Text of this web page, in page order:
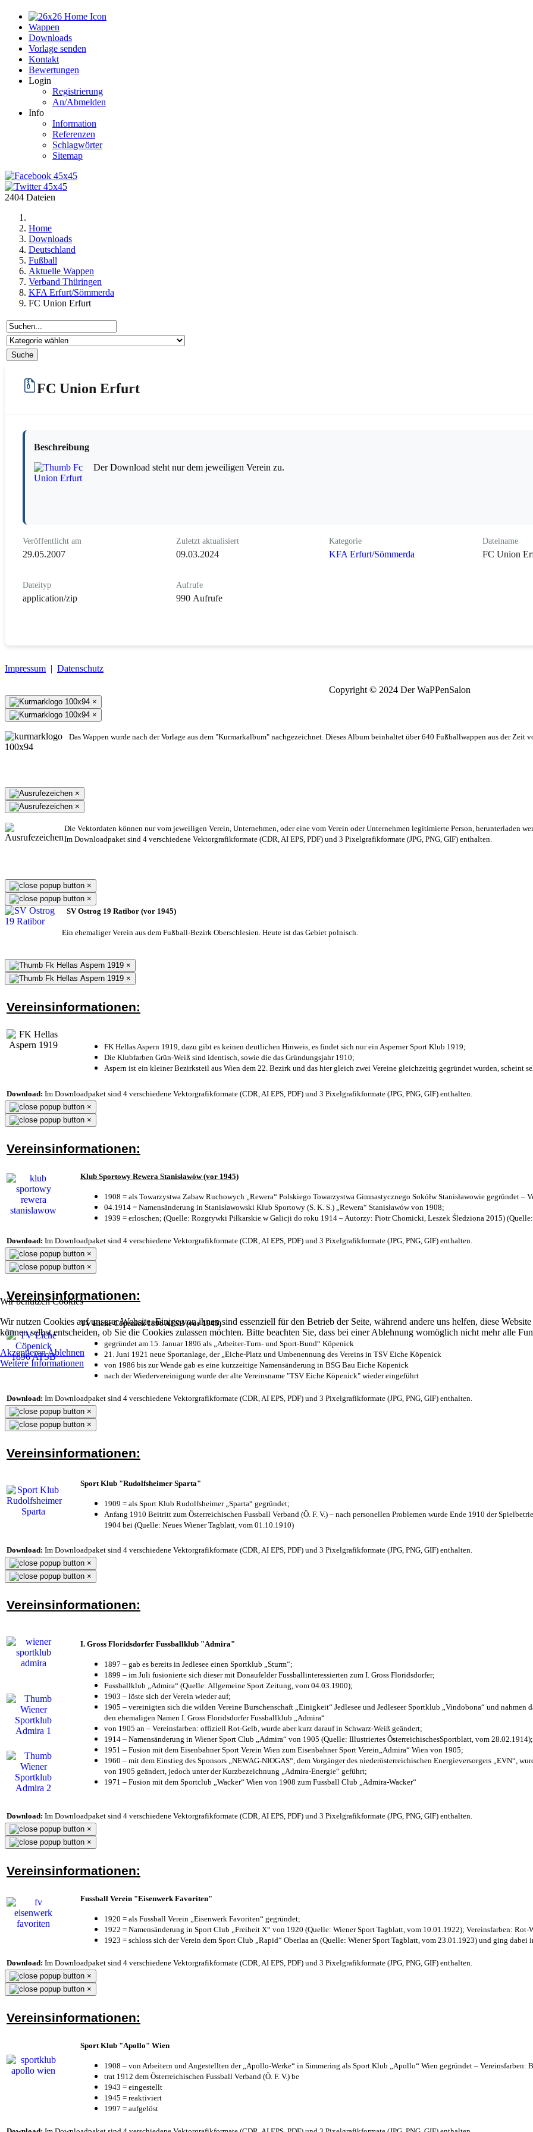
Wappen
Downloads
Vorlage senden
Kontakt
Bewertungen
Login
Registrierung
An/Abmelden
Info
Information
Referenzen
Schlagwörter
Sitemap
2404 Dateien
Home
Downloads
Deutschland
Fußball
Aktuelle Wappen
Verband Thüringen
KFA Erfurt/Sömmerda
FC Union Erfurt
FC Union Erfurt
Beschreibung
Der Download steht nur dem jeweiligen Verein zu.
Veröffentlicht am
29.05.2007
Zuletzt aktualisiert
09.03.2024
Kategorie
KFA Erfurt/Sömmerda
Dateiname
FC Union
Dateityp
application/zip
Aufrufe
990 Aufrufe
Impressum | Datenschutz
Copyright © 2024 Der WaPPenSalon
Wir benutzen Cookies
Wir nutzen Cookies auf unserer Website. Einige von ihnen sind essenziell für den Betrieb der Seite, während andere uns helfen, diese
können selbst entscheiden, ob Sie die Cookies zulassen möchten. Bitte beachten Sie, dass bei einer Ablehnung womöglich nicht mehr alle
AkzeptierenAblehnen
Weitere Informationen
×
×
Das Wappen wurde nach der Vorlage aus dem "Kurmarkalbum" nachgezeichnet. Dieses Album beinhaltet über 640 Fußballwappen aus der Zeit
×
×
Die Vektordaten können nur vom jeweiligen Verein, Unternehmen, oder eine vom Verein oder Unternehmen legitimierte Person, herunterladen
Im Downloadpaket sind 4 verschiedene Vektorgrafikformate (CDR, AI EPS, PDF) und 3 Pixelgrafikformate (JPG, PNG, GIF) enthalten.
×
×
SV Ostrog 19 Ratibor (vor 1945)
Ein ehemaliger Verein aus dem Fußball-Bezirk Oberschlesien. Heute ist das Gebiet polnisch.
×
×
Vereinsinformationen:
FK Hellas Aspern 1919, dazu gibt es keinen deutlichen Hinweis, es findet sich nur ein Asperner Sport Klub 1919;
Die Klubfarben Grün-Weiß sind identisch, sowie die das Gründungsjahr 1910;
Aspern ist ein kleiner Bezirksteil aus Wien dem 22. Bezirk und das hier gleich zwei Vereine gleichzeitig gegründet wurden, scheint
Download: Im Downloadpaket sind 4 verschiedene Vektorgrafikformate (CDR, AI EPS, PDF) und 3 Pixelgrafikformate (JPG, PNG, GIF) enthalten.
×
×
Vereinsinformationen:
Klub Sportowy Rewera Stanisławów (vor 1945)
1908 = als Towarzystwa Zabaw Ruchowych „Rewera“ Polskiego Towarzystwa Gimnastycznego Sokółw Stanisławowie gegründet –
04.1914 = Namensänderung in Stanisławowski Klub Sportowy (S. K. S.) „Rewera“ Stanisławów von 1908;
1939 = erloschen; (Quelle: Rozgrywki Piłkarskie w Galicji do roku 1914 – Autorzy: Piotr Chomicki, Leszek Śledziona 2015) (Quelle:
Download: Im Downloadpaket sind 4 verschiedene Vektorgrafikformate (CDR, AI EPS, PDF) und 3 Pixelgrafikformate (JPG, PNG, GIF) enthalten.
×
×
Vereinsinformationen:
TV Eiche Cöpenick 1896 ATSB (vor 1945)
gegründet am 15. Januar 1896 als „Arbeiter-Turn- und Sport-Bund“ Köpenick
21. Juni 1921 neue Sportanlage, der „Eiche-Platz und Umbenennung des Vereins in TSV Eiche Köpenick
von 1986 bis zur Wende gab es eine kurzzeitige Namensänderung in BSG Bau Eiche Köpenick
nach der Wiedervereinigung wurde der alte Vereinsname "TSV Eiche Köpenick" wieder eingeführt
Download: Im Downloadpaket sind 4 verschiedene Vektorgrafikformate (CDR, AI EPS, PDF) und 3 Pixelgrafikformate (JPG, PNG, GIF) enthalten.
×
×
Vereinsinformationen:
Sport Klub "Rudolfsheimer Sparta"
1909 = als Sport Klub Rudolfsheimer „Sparta“ gegründet;
Anfang 1910 Beitritt zum Österreichischen Fussball Verband (Ö. F. V.) – nach personellen Problemen wurde Ende 1910 der
1904 bei (Quelle: Neues Wiener Tagblatt, vom 01.10.1910)
Download: Im Downloadpaket sind 4 verschiedene Vektorgrafikformate (CDR, AI EPS, PDF) und 3 Pixelgrafikformate (JPG, PNG, GIF) enthalten.
×
×
Vereinsinformationen:
I. Gross Floridsdorfer Fussballklub "Admira"
1897 – gab es bereits in Jedlesee einen Sportklub „Sturm“;
1899 – im Juli fusionierte sich dieser mit Donaufelder Fussballinteressierten zum I. Gross Floridsdorfer;
Fussballklub „Admira“ (Quelle: Allgemeine Sport Zeitung, vom 04.03.1900);
1903 – löste sich der Verein wieder auf;
1905 – vereinigten sich die wilden Vereine Burschenschaft „Einigkeit“ Jedlesee und Jedleseer Sportklub „Vindobona“ und nahmen
den ehemaligen Namen I. Gross Floridsdorfer Fussballklub „Admira“
von 1905 an – Vereinsfarben: offiziell Rot-Gelb, wurde aber kurz darauf in Schwarz-Weiß geändert;
1914 – Namensänderung in Wiener Sport Club „Admira“ von 1905 (Quelle: Illustriertes ÖsterreichischesSportblatt, vom 28.02.1914);
1951 – Fusion mit dem Eisenbahner Sport Verein Wien zum Eisenbahner Sport Verein„Admira“ Wien von 1905;
1960 – mit dem Einstieg des Sponsors „NEWAG-NIOGAS“, dem Vorgänger des niederösterreichischen Energieversorgers „EVN“,
von 1905 geändert, jedoch unter der Kurzbezeichnung „Admira-Energie“ geführt;
1971 – Fusion mit dem Sportclub „Wacker“ Wien von 1908 zum Fussball Club „Admira-Wacker“
Download: Im Downloadpaket sind 4 verschiedene Vektorgrafikformate (CDR, AI EPS, PDF) und 3 Pixelgrafikformate (JPG, PNG, GIF) enthalten.
×
×
Vereinsinformationen:
Fussball Verein "Eisenwerk Favoriten"
1920 = als Fussball Verein „Eisenwerk Favoriten“ gegründet;
1922 = Namensänderung in Sport Club „Freiheit X“ von 1920 (Quelle: Wiener Sport Tagblatt, vom 10.01.1922); Vereinsfarben: Rot-
1923 = schloss sich der Verein dem Sport Club „Rapid“ Oberlaa an (Quelle: Wiener Sport Tagblatt, vom 23.01.1923) und ging dabei
Download: Im Downloadpaket sind 4 verschiedene Vektorgrafikformate (CDR, AI EPS, PDF) und 3 Pixelgrafikformate (JPG, PNG, GIF) enthalten.
×
×
Vereinsinformationen:
Sport Klub "Apollo" Wien
1908 – von Arbeitern und Angestellten der „Apollo-Werke“ in Simmering als Sport Klub „Apollo“ Wien gegründet – Vereinsfarben:
trat 1912 dem Österreichischen Fussball Verband (Ö. F. V.) be
1943 = eingestellt
1945 = reaktiviert
1997 = aufgelöst